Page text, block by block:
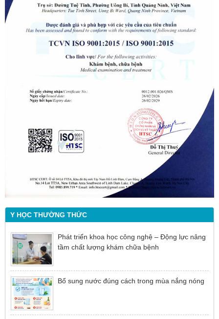
Y HỌC THƯỜNG THỨC
Phát triển khoa học công nghệ – Động lực nâng
tầm chất lượng khám chữa bệnh
Bổ sung nước đúng cách trong mùa nắng nóng